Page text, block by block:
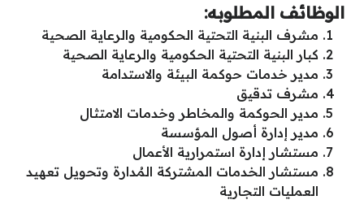
الوظائف المطلوبه:
مشرف البنية التحتية الحكومية والرعاية الصحية
كبار البنية التحتية الحكومية والرعاية الصحية
مدير خدمات حوكمة البيئة والاستدامة
مشرف تدقيق
مدير الحوكمة والمخاطر وخدمات الامتثال
مدير إدارة أصول المؤسسة
مستشار إدارة استمرارية الأعمال
مستشار الخدمات المشتركة المُدارة وتحويل تعهيد
العمليات التجارية